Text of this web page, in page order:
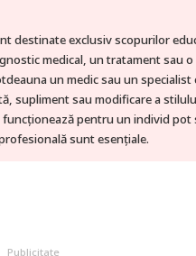
destinate exclusiv scopurilor
medical, un tratament sau o
un medic sau un specialist
supliment sau modificare a
pentru un individ
sunt esențiale.
Publicitate